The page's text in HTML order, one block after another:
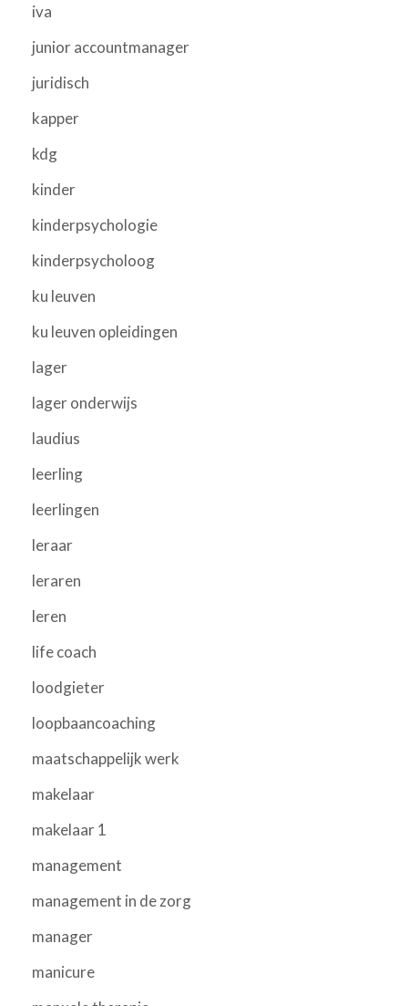
iva
junior accountmanager
juridisch
kapper
kdg
kinder
kinderpsychologie
kinderpsycholoog
ku leuven
ku leuven opleidingen
lager
lager onderwijs
laudius
leerling
leerlingen
leraar
leraren
leren
life coach
loodgieter
loopbaancoaching
maatschappelijk werk
makelaar
makelaar 1
management
management in de zorg
manager
manicure